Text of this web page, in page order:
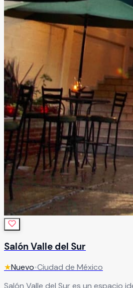
Salón Valle del Sur
★Nuevo•Ciudad de México